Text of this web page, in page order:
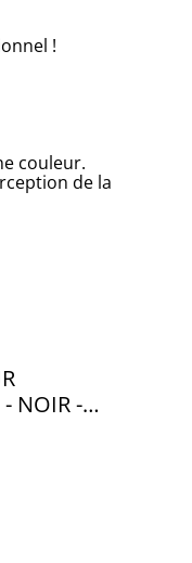
!
couleur.
de la
NOIR -